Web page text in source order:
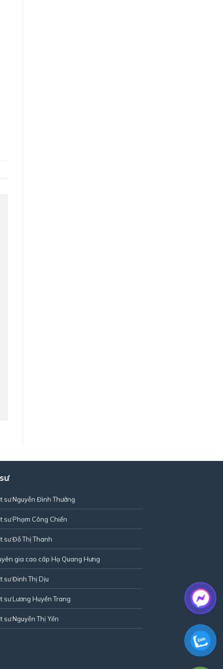
sư Nguyễn Đình Thưởng
sư Phạm Công Chiển
sư Đỗ Thị Thanh
gia cao cấp Hạ Quang Hưng
sư Đinh Thị Dịu
sư Lương Huyền Trang
sư Nguyễn Thị Yến